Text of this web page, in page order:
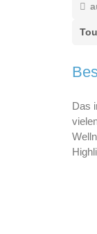
Das